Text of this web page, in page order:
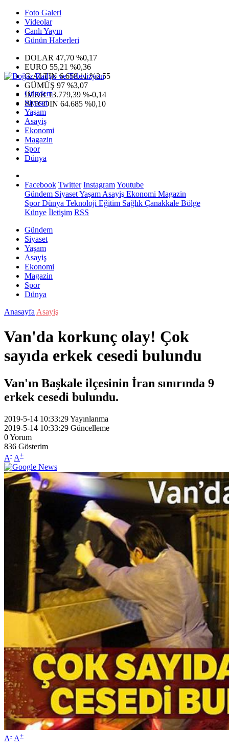
Foto Galeri
Videolar
Canlı Yayın
Günün Haberleri
DOLAR 47,70 %0,17
EURO 55,21 %0,36
G.ALTIN6.658,11 %2,55
GÜMÜŞ 97 %3,07
IMKB13.779,39 %-0,14
BITCOIN 64.685 %0,10
Gündem
Siyaset
Yaşam
Asayiş
Ekonomi
Magazin
Spor
Dünya
Facebook Twitter InstagramYoutube
Gündem SiyasetYaşam Asayiş Ekonomi Magazin
SporDünya Teknoloji Eğitim Sağlık Çanakkale Bölge
Künye İletişim RSS
Gündem
Siyaset
Yaşam
Asayiş
Ekonomi
Magazin
Spor
Dünya
Anasayfa Asayiş
Van'da korkunç olay! Çok
sayıda erkek cesedi bulundu
Van'ın Başkale ilçesinin İran sınırında 9
erkek cesedi bulundu.
2019-5-14 10:33:29Yayınlanma
2019-5-14 10:33:29 Güncelleme
0Yorum
836 Gösterim
A- A+
A- A+